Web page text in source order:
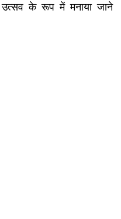
के रूप में मनाया जाने